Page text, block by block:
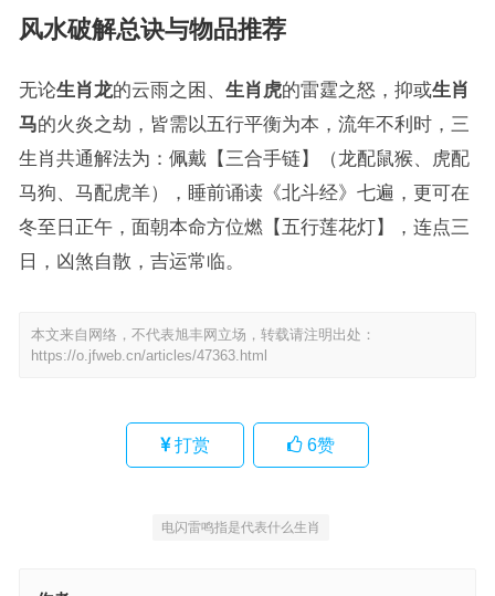
风水破解总诀与物品推荐
无论生肖龙的云雨之困、 生肖虎的雷霆之怒，抑或生肖
马的火炎之劫，皆需以五行平衡为本，流年不利时，三
生肖共通解法为：佩戴【三合手链】（龙配鼠猴、虎配
马狗、马配虎羊），睡前诵读《北斗经》七遍，更可在
冬至日正午，面朝本命方位燃【五行莲花灯】，连点三
日，凶煞自散，吉运常临。
本文来自网络，不代表旭丰网立场，转载请注明出处：
https://o.jfweb.cn/articles/47363.html
打赏 6赞
电闪雷鸣指是代表什么生肖